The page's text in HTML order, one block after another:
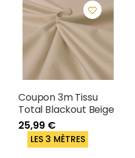
Coupon 3m Tissu
Total Blackout Beige
25,99 €
LES 3 MÈTRES